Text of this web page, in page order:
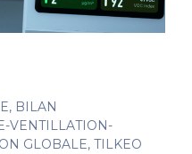
, BILAN
VENTILLATION-
GLOBALE, TILKEO